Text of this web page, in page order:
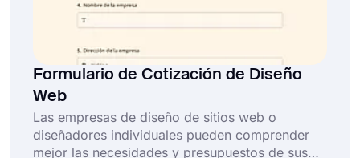
Formulario de Cotización de Diseño
Web
Las empresas de diseño de sitios web o
diseñadores individuales pueden comprender
mejor las necesidades y presupuestos de sus